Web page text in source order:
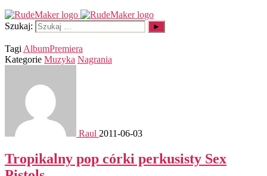
Szukaj:
Tagi AlbumPremiera
Kategorie Muzyka Nagrania
Raul 2011-06-03
Tropikalny pop córki perkusisty Sex